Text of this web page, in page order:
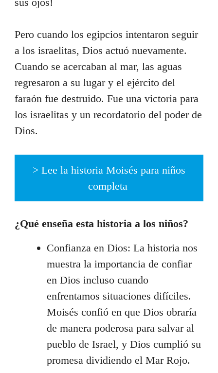
Pero cuando los egipcios intentaron seguir
a los israelitas, Dios actuó nuevamente.
Cuando se acercaban al mar, las aguas
regresaron a su lugar y el ejército del
faraón fue destruido. Fue una victoria para
los israelitas y un recordatorio del poder de
Dios.
> Lee la historia Moisés para niños
completa
¿Qué enseña esta historia a los niños?
Confianza en Dios: La historia nos
muestra la importancia de confiar
en Dios incluso cuando
enfrentamos situaciones difíciles.
Moisés confió en que Dios obraría
de manera poderosa para salvar al
pueblo de Israel, y Dios cumplió su
promesa dividiendo el Mar Rojo.